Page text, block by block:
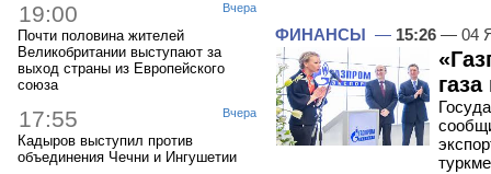
Вчера
19:00
Почти половина жителей
Великобритании выступают за
выход страны из Европейского
союза
Вчера
17:55
Кадыров выступил против
объединения Чечни и Ингушетии
ФИНАНСЫ — 15:26 — 04